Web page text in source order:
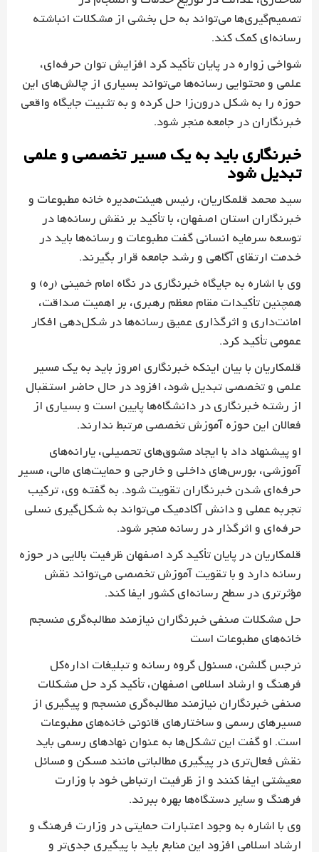
تصمیم‌گیری‌ها می‌تواند به حل بخشی از مشکلات انباشته
رسانه‌ای کمک کند.
شواخی زواره در پایان تأکید کرد افزایش توان حرفه‌ای،
علمی و محتوایی رسانه‌ها می‌تواند بسیاری از چالش‌های این
حوزه را به شکل درون‌زا حل کرده و به تثبیت جایگاه واقعی
خبرنگاران در جامعه منجر شود.
خبرنگاری باید به یک مسیر تخصصی و علمی
تبدیل شود
سید محمد قلمکاریان، رئیس هیئت‌مدیره خانه مطبوعات و
خبرنگاران استان اصفهان، با تأکید بر نقش رسانه‌ها در
توسعه سرمایه انسانی گفت مطبوعات و رسانه‌ها باید در
خدمت ارتقای آگاهی و رشد جامعه قرار بگیرند.
وی با اشاره به جایگاه خبرنگاری در نگاه امام خمینی (ره) و
همچنین تأکیدات مقام معظم رهبری، بر اهمیت صداقت،
امانت‌داری و اثرگذاری عمیق رسانه‌ها در شکل‌دهی افکار
عمومی تأکید کرد.
قلمکاریان با بیان اینکه خبرنگاری امروز باید به یک مسیر
علمی و تخصصی تبدیل شود، افزود در حال حاضر استقبال
از رشته خبرنگاری در دانشگاه‌ها پایین است و بسیاری از
فعالان این حوزه آموزش تخصصی مرتبط ندارند.
او پیشنهاد داد با ایجاد مشوق‌های تحصیلی، یارانه‌های
آموزشی، بورس‌های داخلی و خارجی و حمایت‌های مالی، مسیر
حرفه‌ای شدن خبرنگاران تقویت شود. به گفته وی، ترکیب
تجربه عملی و دانش آکادمیک می‌تواند به شکل‌گیری نسلی
حرفه‌ای و اثرگذار در رسانه منجر شود.
قلمکاریان در پایان تأکید کرد اصفهان ظرفیت بالایی در حوزه
رسانه دارد و با تقویت آموزش تخصصی می‌تواند نقش
مؤثرتری در سطح رسانه‌ای کشور ایفا کند.
حل مشکلات صنفی خبرنگاران نیازمند مطالبه‌گری منسجم
خانه‌های مطبوعات است
نرجس گلشن، مسئول گروه رسانه و تبلیغات اداره‌کل
فرهنگ و ارشاد اسلامی اصفهان، تأکید کرد حل مشکلات
صنفی خبرنگاران نیازمند مطالبه‌گری منسجم و پیگیری از
مسیرهای رسمی و ساختارهای قانونی خانه‌های مطبوعات
است. او گفت این تشکل‌ها به عنوان نهادهای رسمی باید
نقش فعال‌تری در پیگیری مطالباتی مانند مسکن و مسائل
معیشتی ایفا کنند و از ظرفیت ارتباطی خود با وزارت
فرهنگ و سایر دستگاه‌ها بهره ببرند.
وی با اشاره به وجود اعتبارات حمایتی در وزارت فرهنگ و
ارشاد اسلامی افزود این منابع باید با پیگیری جدی‌تر و